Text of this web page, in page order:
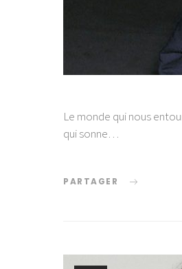
Le monde qui nous
qui sonne…
PARTAGER